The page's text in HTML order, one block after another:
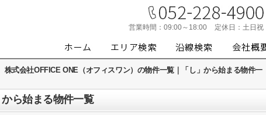
営業時間： 09:00～18:00 定休日： 土日祝
株式会社OFFICE ONE（オフィスワン）の物件一覧｜「し」から始まる物件一
ら始まる物件一覧